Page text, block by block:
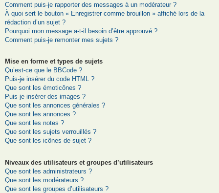
Comment puis-je rapporter des messages à un modérateur ?
À quoi sert le bouton « Enregistrer comme brouillon » affiché lors de la
rédaction d’un sujet ?
Pourquoi mon message a-t-il besoin d’être approuvé ?
Comment puis-je remonter mes sujets ?
Mise en forme et types de sujets
Qu’est-ce que le BBCode ?
Puis-je insérer du code HTML ?
Que sont les émoticônes ?
Puis-je insérer des images ?
Que sont les annonces générales ?
Que sont les annonces ?
Que sont les notes ?
Que sont les sujets verrouillés ?
Que sont les icônes de sujet ?
Niveaux des utilisateurs et groupes d’utilisateurs
Que sont les administrateurs ?
Que sont les modérateurs ?
Que sont les groupes d’utilisateurs ?